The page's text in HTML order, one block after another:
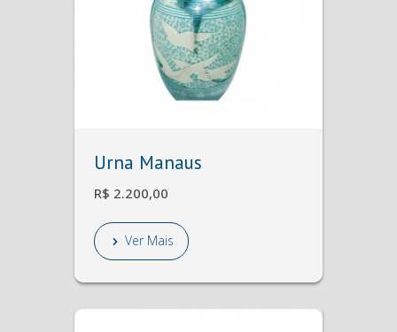
Urna Manaus
R$ 2.200,00
Ver Mais